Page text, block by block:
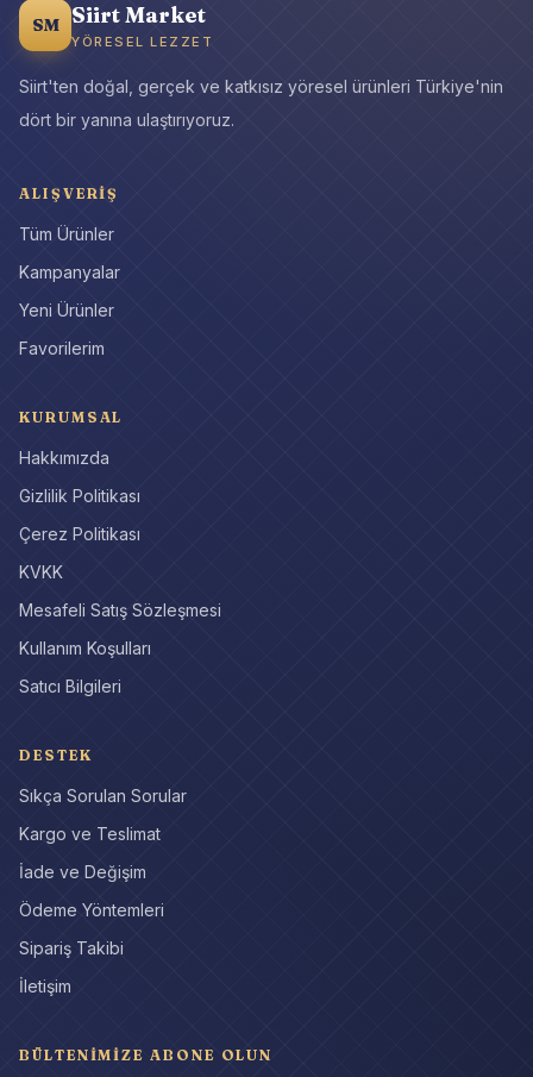
SM Siirt Market
YÖRESEL LEZZET
Siirt'ten doğal, gerçek ve katkısız yöresel ürünleri Türkiye'nin
dört bir yanına ulaştırıyoruz.
ALIŞVERIŞ
Tüm Ürünler
Kampanyalar
Yeni Ürünler
Favorilerim
KURUMSAL
Hakkımızda
Gizlilik Politikası
Çerez Politikası
KVKK
Mesafeli Satış Sözleşmesi
Kullanım Koşulları
Satıcı Bilgileri
DESTEK
Sıkça Sorulan Sorular
Kargo ve Teslimat
İade ve Değişim
Ödeme Yöntemleri
Sipariş Takibi
İletişim
BÜLTENIMIZE ABONE OLUN